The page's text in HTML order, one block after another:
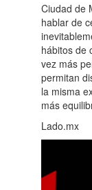
Ciudad de
hablar de
hábitos de
vez más
permitan
la misma
más
Lado.mx